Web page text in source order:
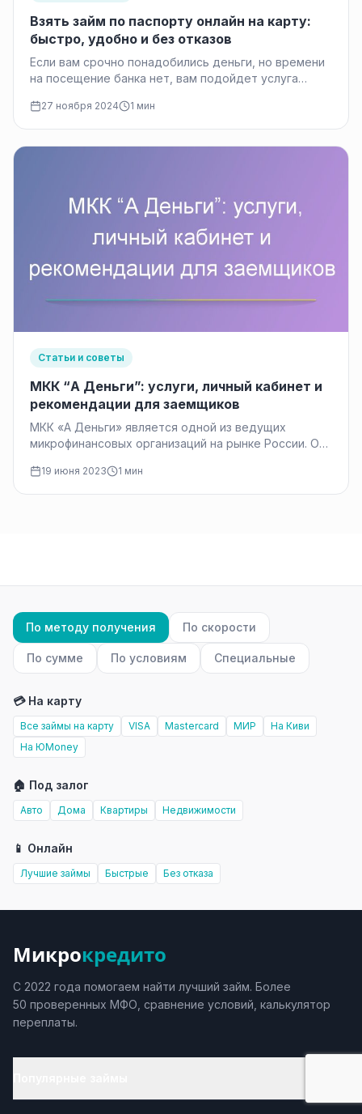
Взять займ по паспорту онлайн на карту:
быстро, удобно и без отказов
Если вам срочно понадобились деньги, но времени
на посещение банка нет, вам подойдет услуга
27 ноября 2024 1 мин
Статьи и советы
МКК “А Деньги”: услуги, личный кабинет и
рекомендации для заемщиков
МКК «А Деньги» является одной из ведущих
микрофинансовых организаций на рынке России. Она
19 июня 2023 1 мин
По методу получения По скорости
По сумме По условиям Специальные
💳 На карту
Все займы на карту VISA Mastercard МИР
На Киви
На ЮMoney
🏠 Под залог
Авто Дома Квартиры Недвижимости
📱 Онлайн
Лучшие займы Быстрые Без отказа
Микрокредито
С 2022 года помогаем найти лучший займ. Более
50 проверенных МФО, сравнение условий, калькулятор
переплаты.